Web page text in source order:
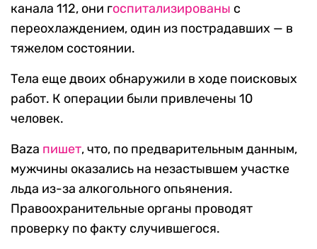
канала 112, они госпитализированы с
переохлаждением, один из пострадавших — в
тяжелом состоянии.
Тела еще двоих обнаружили в ходе поисковых
работ. К операции были привлечены 10
человек.
Baza пишет, что, по предварительным данным,
мужчины оказались на незастывшем участке
льда из-за алкогольного опьянения.
Правоохранительные органы проводят
проверку по факту случившегося.